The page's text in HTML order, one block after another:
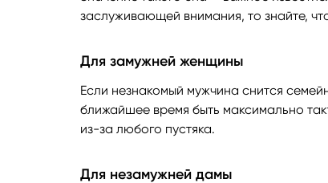
заслуживающей внимания, то знайте,
Для замужней женщины
Если незнакомый мужчина снится
ближайшее время быть максимально
из-за любого пустяка.
Для незамужней дамы